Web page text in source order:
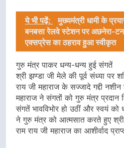
ये भी पढ़ें:
मुख्यमंत्री धामी के
बनबसा रेलवे स्टेशन पर अछनेरा-
एक्सप्रेस का ठहराव हुआ स्वीकृत
गुरु मंत्र पाकर धन्य-धन्य हुई संगतें
श्री झण्डा जी मेले की पूर्व संध्या पर
राय जी महाराज के सज्जादे गद्दी
महाराज ने संगतों को गुरु मंत्र प्रदान
संगतें भावविभोर हो उठीं और स्वयं को
ने गुरु मंत्र को आत्मसात करते हुए
राम राय जी महाराज का आशीर्वाद